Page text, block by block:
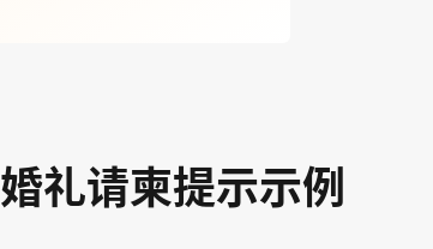
婚礼请柬提示示例